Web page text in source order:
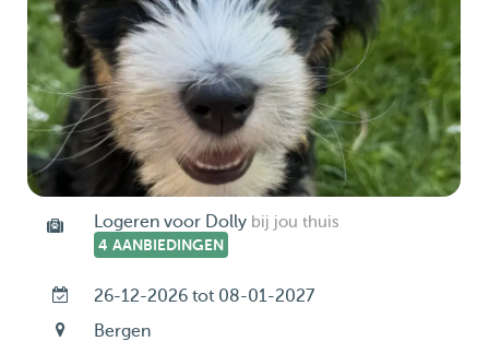
Logeren voor Dolly bij jou thuis
4 AANBIEDINGEN
26-12-2026 tot 08-01-2027
Bergen